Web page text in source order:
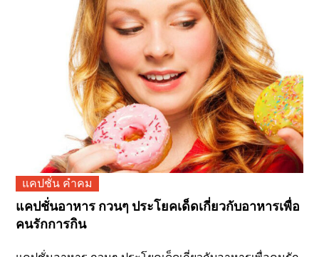
แคปชั่น คำคม
แคปชั่นอาหาร กวนๆ ประโยคเด็ดเกี่ยวกับอาหารเพื่อ
คนรักการกิน